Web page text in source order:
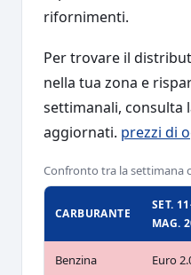
rifornimenti.
Per trovare il
nella tua zona e
settimanali, consulta
aggiornati. prezzi di
Confronto tra la settimana
CARBURANTE
SET.
MAG.
Benzina Euro